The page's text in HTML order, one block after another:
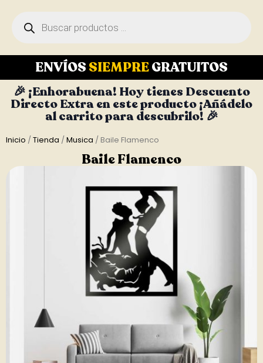
ENVÍOS SIEMPREGRATUITOS
🎉 ¡Enhorabuena! Hoy tienes Descuento
Directo Extra en este producto ¡Añádelo
al carrito para descubrilo! 🎉
Inicio /Tienda /Musica / Baile Flamenco
Baile Flamenco